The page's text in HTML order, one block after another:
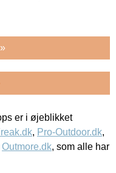
er i øjeblikket
, Pro-Outdoor.dk,
Outmore.dk, som alle har